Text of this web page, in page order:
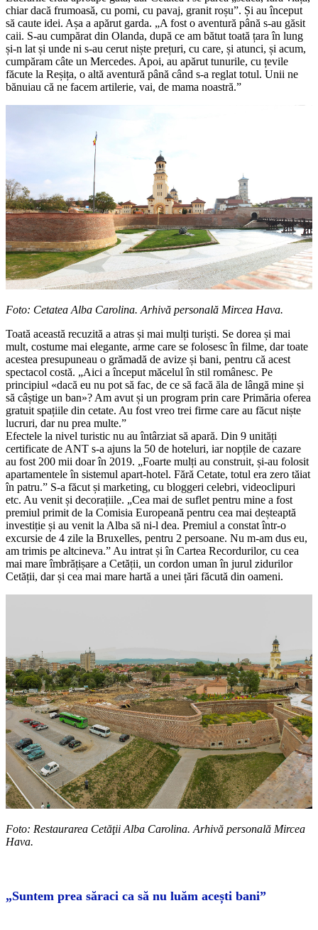
chiar dacă frumoasă, cu pomi, cu pavaj, granit roșu”. Și au început
să caute idei. Așa a apărut garda. „A fost o aventură până s-au găsit
caii. S-au cumpărat din Olanda, după ce am bătut toată țara în lung
și-n lat și unde ni s-au cerut niște prețuri, cu care, și atunci, și acum,
cumpăram câte un Mercedes. Apoi, au apărut tunurile, cu țevile
făcute la Reșița, o altă aventură până când s-a reglat totul. Unii ne
bănuiau că ne facem artilerie, vai, de mama noastră.”
Foto: Cetatea Alba Carolina. Arhivă personală Mircea Hava.
Toată această recuzită a atras și mai mulți turiști. Se dorea și mai
mult, costume mai elegante, arme care se folosesc în filme, dar toate
acestea presupuneau o grămadă de avize și bani, pentru că acest
spectacol costă. „Aici a început măcelul în stil românesc. Pe
principiul «dacă eu nu pot să fac, de ce să facă ăla de lângă mine și
să câștige un ban»? Am avut și un program prin care Primăria oferea
gratuit spațiile din cetate. Au fost vreo trei firme care au făcut niște
lucruri, dar nu prea multe.”
Efectele la nivel turistic nu au întârziat să apară. Din 9 unități
certificate de ANT s-a ajuns la 50 de hoteluri, iar nopțile de cazare
au fost 200 mii doar în 2019. „Foarte mulți au construit, și-au folosit
apartamentele în sistemul apart-hotel. Fără Cetate, totul era zero tăiat
în patru.” S-a făcut și marketing, cu bloggeri celebri, videoclipuri
etc. Au venit și decorațiile. „Cea mai de suflet pentru mine a fost
premiul primit de la Comisia Europeană pentru cea mai deșteaptă
investiție și au venit la Alba să ni-l dea. Premiul a constat într-o
excursie de 4 zile la Bruxelles, pentru 2 persoane. Nu m-am dus eu,
am trimis pe altcineva.” Au intrat și în Cartea Recordurilor, cu cea
mai mare îmbrățișare a Cetății, un cordon uman în jurul zidurilor
Cetății, dar și cea mai mare hartă a unei țări făcută din oameni.
Foto: Restaurarea Cetăţii Alba Carolina. Arhivă personală Mircea
Hava.
„Suntem prea săraci ca să nu luăm acești bani”